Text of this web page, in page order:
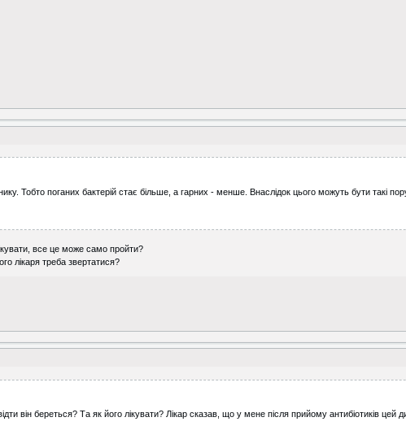
Тобто поганих бактерій стає більше, а гарних - менше. Внаслідок цього можуть бути такі
все це може само пройти?
лікаря треба звертатися?
він береться? Та як його лікувати? Лікар сказав, що у мене після прийому антибіотиків цей